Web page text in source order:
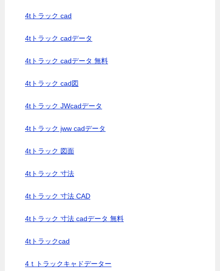
4tトラック cad
4tトラック cadデータ
4tトラック cadデータ 無料
4tトラック cad図
4tトラック JWcadデータ
4tトラック jww cadデータ
4tトラック 図面
4tトラック 寸法
4tトラック 寸法 CAD
4tトラック 寸法 cadデータ 無料
4tトラックcad
4ｔトラックキャドデーター